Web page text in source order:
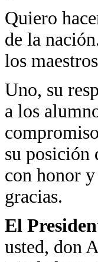
Quiero
de la
los
Uno, su
a los
su posición
con honor
gracias.
El
usted, don